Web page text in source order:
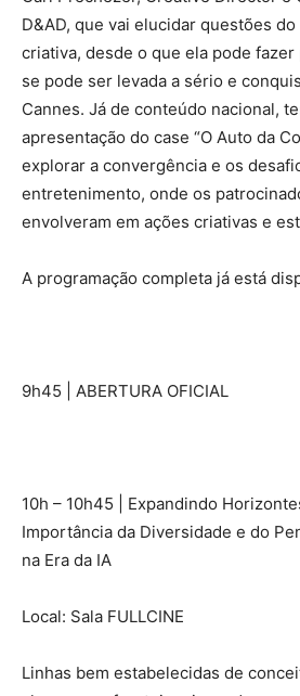
D&AD, que vai elucidar questões
criativa, desde o que ela pode
se pode ser levada a sério e
Cannes. Já de conteúdo nacional,
apresentação do case “O Auto da
explorar a convergência e os
entretenimento, onde os
envolveram em ações criativas e
A programação completa já está
9h45 | ABERTURA OFICIAL
10h – 10h45 | Expandindo
Importância da Diversidade e do
na Era da IA
Local: Sala FULLCINE
Linhas bem estabelecidas de